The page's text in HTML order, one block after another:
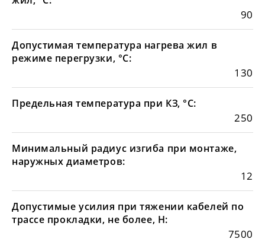
90
Допустимая температура нагрева жил в
режиме перегрузки, °С:
130
Предельная температура при КЗ, °С:
250
Минимальный радиус изгиба при монтаже,
наружных диаметров:
12
Допустимые усилия при тяжении кабелей по
трассе прокладки, не более, Н:
7500